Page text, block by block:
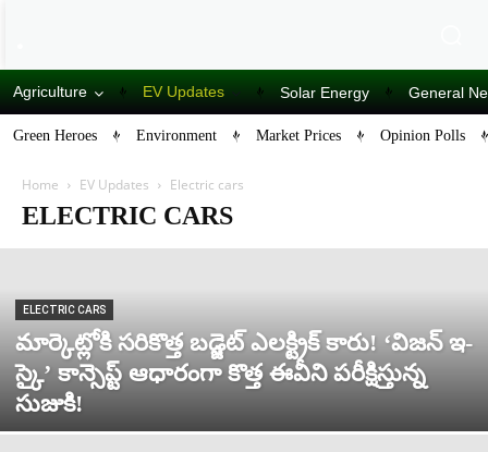
Agriculture EV Updates Solar Energy General
Green Heroes Environment Market Prices Opinion Polls
Home EV Updates Electric cars
ELECTRIC CARS
ELECTRIC CARS
మార్కెట్లోకి సరికొత్త బడ్జెట్ ఎలక్ట్రిక్ కారు! ‘విజన్ ఇ-
స్కై’ కాన్సెప్ట్ ఆధారంగా కొత్త ఈవీని పరీక్షిస్తున్న
సుజుకి!